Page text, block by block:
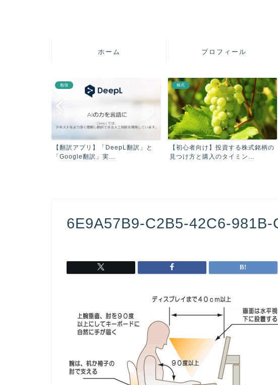
ホーム プロフィール
勉強
【翻訳アプリ】「DeepL翻訳」と
「Google翻訳」実...
株式
【初心者向け】投資する株式銘柄の
見つけ方と購入のタイミン...
6E9A57B9-C2B5-42C6-981B-